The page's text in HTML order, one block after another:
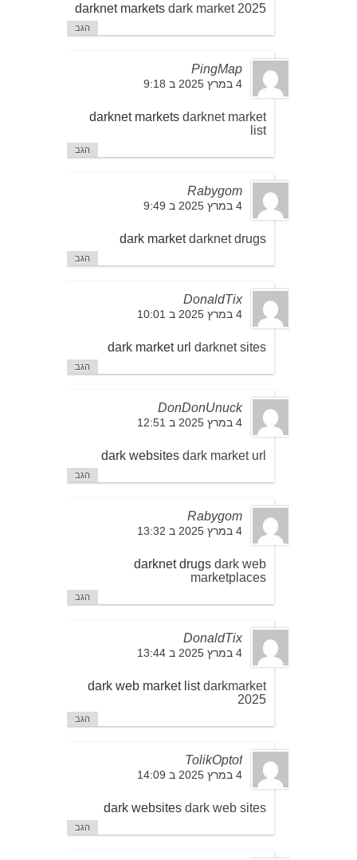
darknet markets dark market 2025
הגב
PingMap
4 במרץ 2025 ב 9:18
darknet markets darknet market
list
הגב
Rabygom
4 במרץ 2025 ב 9:49
dark marketdarknet drugs
הגב
DonaldTix
4 במרץ 2025 ב 10:01
dark market url darknet sites
הגב
DonDonUnuck
4 במרץ 2025 ב 12:51
dark websites dark market url
הגב
Rabygom
4 במרץ 2025 ב 13:32
darknet drugs dark web
marketplaces
הגב
DonaldTix
4 במרץ 2025 ב 13:44
dark web market listdarkmarket
2025
הגב
TolikOptof
4 במרץ 2025 ב 14:09
dark websites dark web sites
הגב